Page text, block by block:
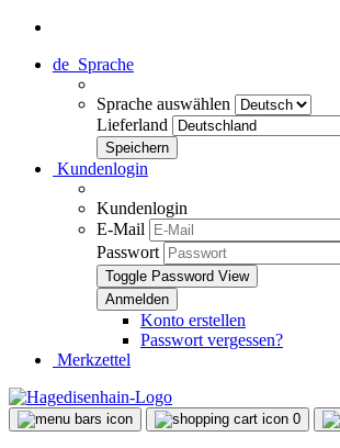
de Sprache
Sprache auswählen
Lieferland
Kundenlogin
Kundenlogin
E-Mail
Passwort
Toggle Password View
Konto erstellen
Passwort vergessen?
Merkzettel
0